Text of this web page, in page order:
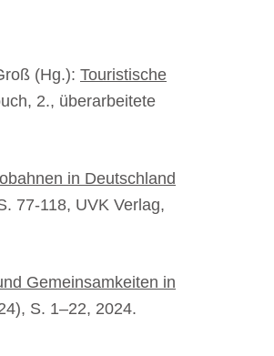
(Hg.): Touristische
2., überarbeitete
in Deutschland
77-118, UVK Verlag,
Gemeinsamkeiten in
S. 1–22, 2024.